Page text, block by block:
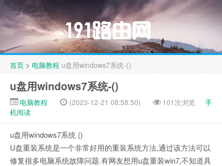
首页 > 电脑教程 u盘用windows7系统-()
u盘用windows7系统-()
电脑教程 (2023-12-21 08:58:50) 101次浏览
手
机阅读
u盘用windows7系统 ()
U盘重装系统是一个非常好用的重装系统方法,通过该方法可以
修复很多电脑系统故障问题.有网友想用u盘重装win7,不知道具